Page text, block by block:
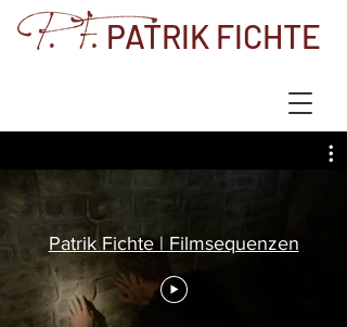
PATRIK FICHTE
Patrik Fichte | Filmsequenzen